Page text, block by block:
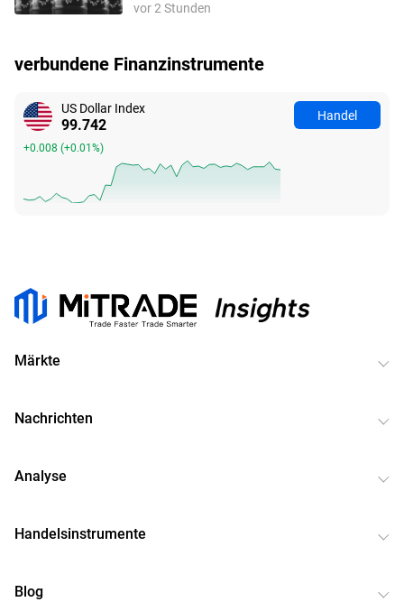
vor 2 Stunden
verbundene Finanzinstrumente
US Dollar Index
99.742
+0.008 (+0.01%)
Handel
Märkte
Nachrichten
Analyse
Handelsinstrumente
Blog